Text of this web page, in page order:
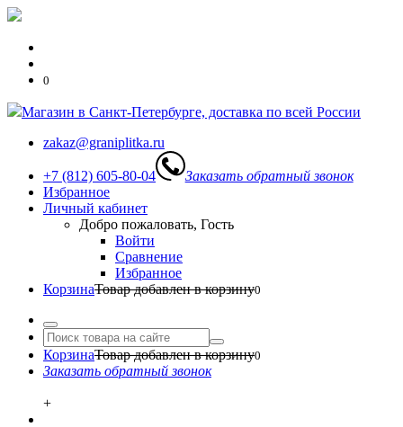
0
Магазин в Санкт-Петербурге, доставка по всей России
zakaz@graniplitka.ru
+7 (812) 605-80-04
Заказать обратный звонок
Избранное
Личный кабинет
Добро пожаловать, Гость
Войти
Сравнение
Избранное
КорзинаТовар добавлен в корзину0
КорзинаТовар добавлен в корзину0
Заказать обратный звонок
+